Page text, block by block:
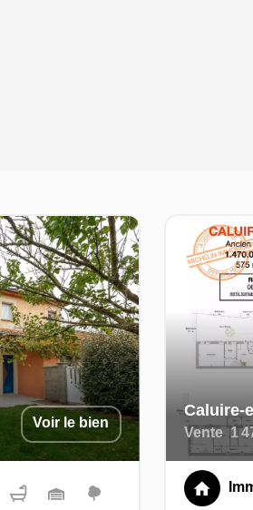
Voir le bien
Caluire-
Vente 1